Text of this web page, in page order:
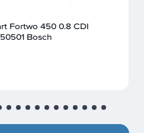
Fortwo 450 0.8 CDI
Bosch